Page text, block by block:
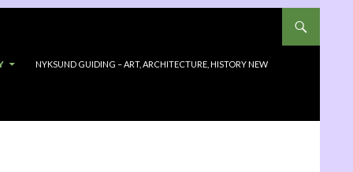
NYKSUND GUIDING – ART, ARCHITECTURE, HISTORY NEW